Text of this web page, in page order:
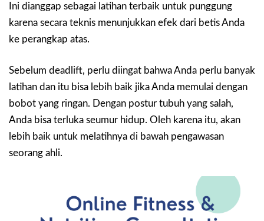
Ini dianggap sebagai latihan terbaik untuk punggung
karena secara teknis menunjukkan efek dari betis Anda
ke perangkap atas.
Sebelum deadlift, perlu diingat bahwa Anda perlu banyak
latihan dan itu bisa lebih baik jika Anda memulai dengan
bobot yang ringan. Dengan postur tubuh yang salah,
Anda bisa terluka seumur hidup. Oleh karena itu, akan
lebih baik untuk melatihnya di bawah pengawasan
seorang ahli.